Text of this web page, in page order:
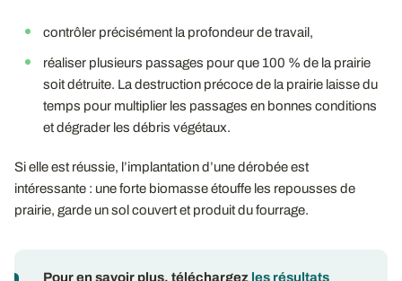
contrôler précisément la profondeur de travail,
réaliser plusieurs passages pour que 100 % de la prairie
soit détruite. La destruction précoce de la prairie laisse du
temps pour multiplier les passages en bonnes conditions
et dégrader les débris végétaux.
Si elle est réussie, l’implantation d’une dérobée est
intéressante : une forte biomasse étouffe les repousses de
prairie, garde un sol couvert et produit du fourrage.
Pour en savoir plus, téléchargez les résultats